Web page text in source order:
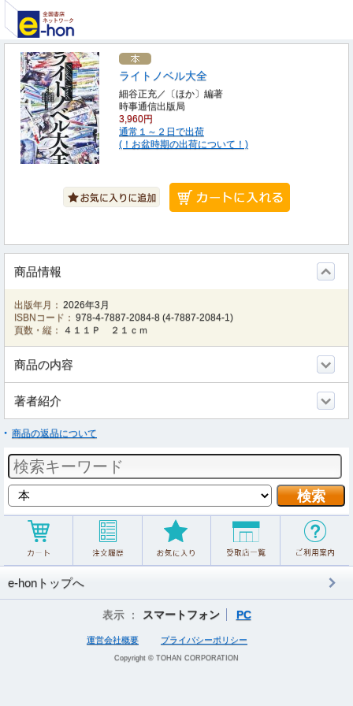
ライトノベル大全
細谷正充／〔ほか〕編著
時事通信出版局
3,960円
通常１～２日で出荷
(！お盆時期の出荷について！)
商品情報
出版年月： 2026年3月
ISBNコード： 978-4-7887-2084-8 (4-7887-2084-1)
頁数・縦：
４１１Ｐ ２１ｃｍ
商品の内容
著者紹介
商品の返品について
e-honトップへ
表示 ： スマートフォン PC
運営会社概要 プライバシーポリシー
Copyright © TOHAN CORPORATION